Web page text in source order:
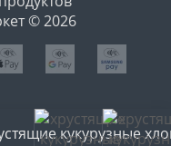
© 2026